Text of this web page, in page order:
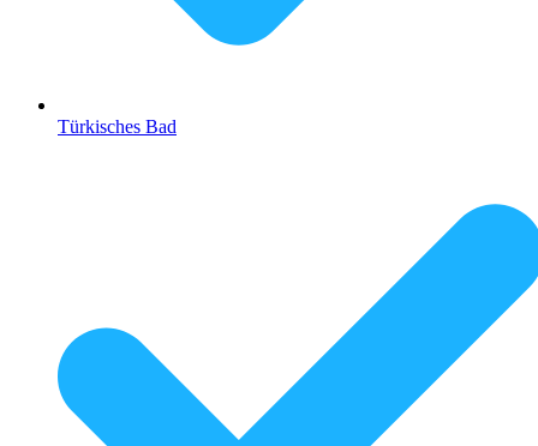
Türkisches Bad